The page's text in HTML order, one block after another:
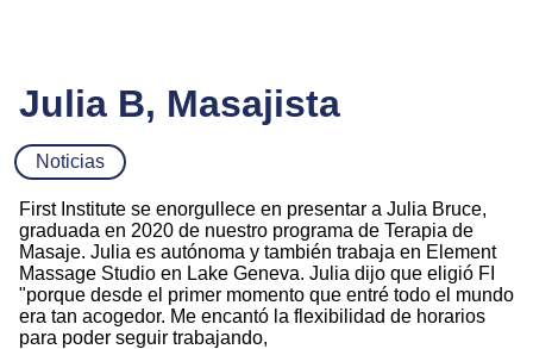
Julia B, Masajista
Noticias
First Institute se enorgullece en presentar a Julia Bruce,
graduada en 2020 de nuestro programa de Terapia de
Masaje. Julia es autónoma y también trabaja en Element
Massage Studio en Lake Geneva. Julia dijo que eligió FI
"porque desde el primer momento que entré todo el mundo
era tan acogedor. Me encantó la flexibilidad de horarios
para poder seguir trabajando,